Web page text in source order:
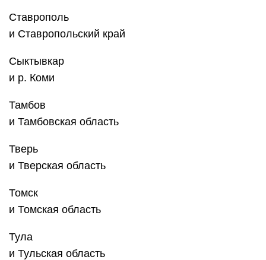
Ставрополь
и Ставропольский край
Сыктывкар
и р. Коми
Тамбов
и Тамбовская область
Тверь
и Тверская область
Томск
и Томская область
Тула
и Тульская область